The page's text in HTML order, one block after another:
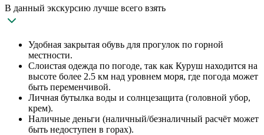
В данный экскурсию лучше всего взять
Удобная закрытая обувь для прогулок по горной
местности.
Слоистая одежда по погоде, так как Куруш находится на
высоте более 2.5 км над уровнем моря, где погода может
быть переменчивой.
Личная бутылка воды и солнцезащита (головной убор,
крем).
Наличные деньги (наличный/безналичный расчёт может
быть недоступен в горах).